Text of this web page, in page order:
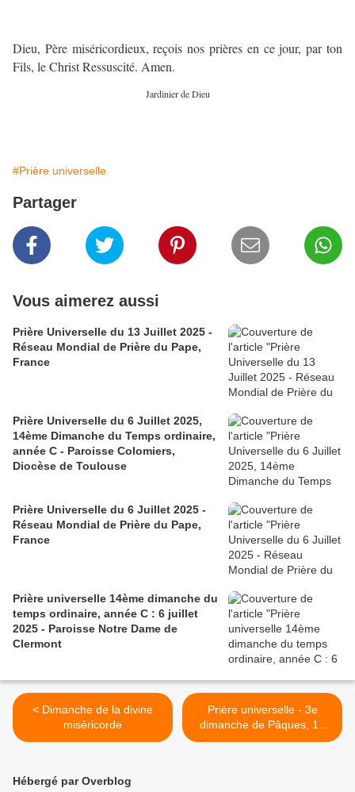
Dieu, Père miséricordieux, reçois nos prières en ce jour, par ton
Fils, le Christ Ressuscité. Amen.
Jardinier de Dieu
#Prière universelle
Partager
Vous aimerez aussi
Prière Universelle du 13 Juillet 2025 -
Réseau Mondial de Prière du Pape,
France
Prière Universelle du 6 Juillet 2025,
14ème Dimanche du Temps ordinaire,
année C - Paroisse Colomiers,
Diocèse de Toulouse
Prière Universelle du 6 Juillet 2025 -
Réseau Mondial de Prière du Pape,
France
Prière universelle 14ème dimanche du
temps ordinaire, année C : 6 juillet
2025 - Paroisse Notre Dame de
Clermont
< Dimanche de la divine
miséricorde
Prière universelle - 3e
dimanche de Pâques, 18
avril 2021 >
Hébergé par Overblog